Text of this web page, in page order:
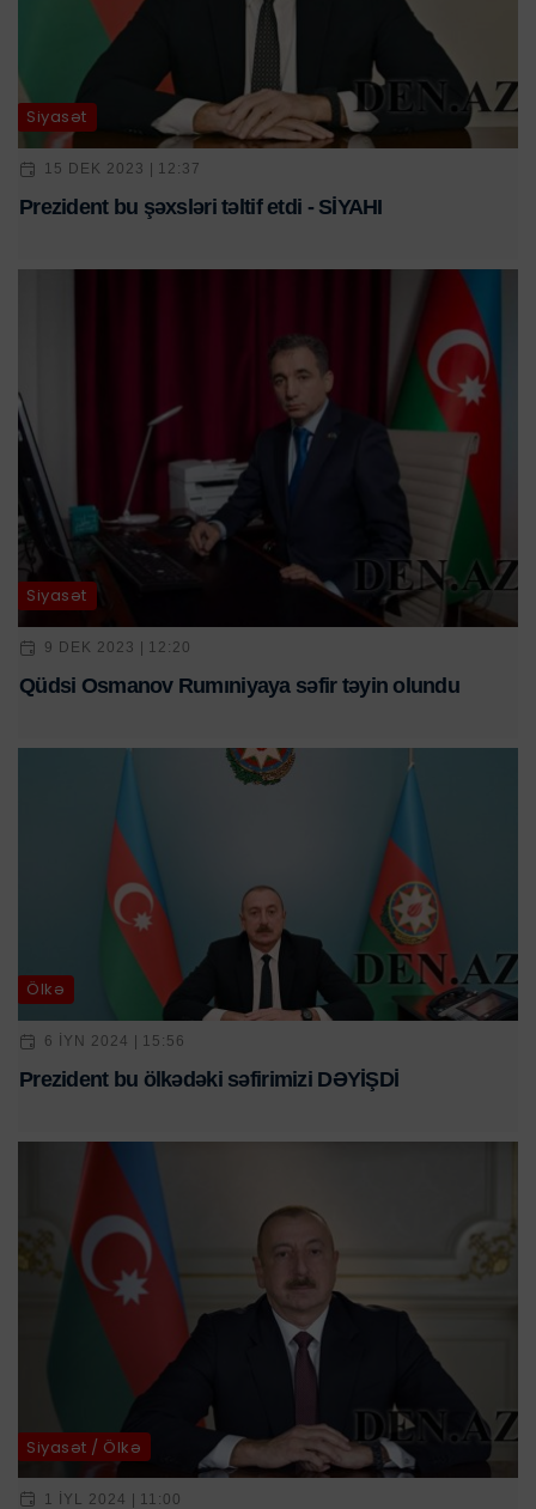
Siyasət
15 DEK 2023 | 12:37
Prezident bu şəxsləri təltif etdi - SİYAHI
Siyasət
9 DEK 2023 | 12:20
Qüdsi Osmanov Rumıniyaya səfir təyin olundu
Ölkə
6 IYN 2024 | 15:56
Prezident bu ölkədəki səfirimizi DƏYİŞDİ
Siyasət / Ölkə
1 IYL 2024 | 11:00